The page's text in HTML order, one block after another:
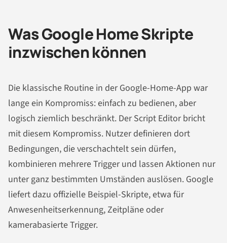
Was Google Home Skripte
inzwischen können
Die klassische Routine in der Google-Home-App war
lange ein Kompromiss: einfach zu bedienen, aber
logisch ziemlich beschränkt. Der Script Editor bricht
mit diesem Kompromiss. Nutzer definieren dort
Bedingungen, die verschachtelt sein dürfen,
kombinieren mehrere Trigger und lassen Aktionen nur
unter ganz bestimmten Umständen auslösen. Google
liefert dazu offizielle Beispiel-Skripte, etwa für
Anwesenheitserkennung, Zeitpläne oder
kamerabasierte Trigger.